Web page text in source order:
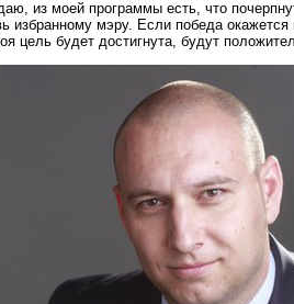
из моей программы есть, что
избранному мэру. Если победа
цель будет достигнута, будут